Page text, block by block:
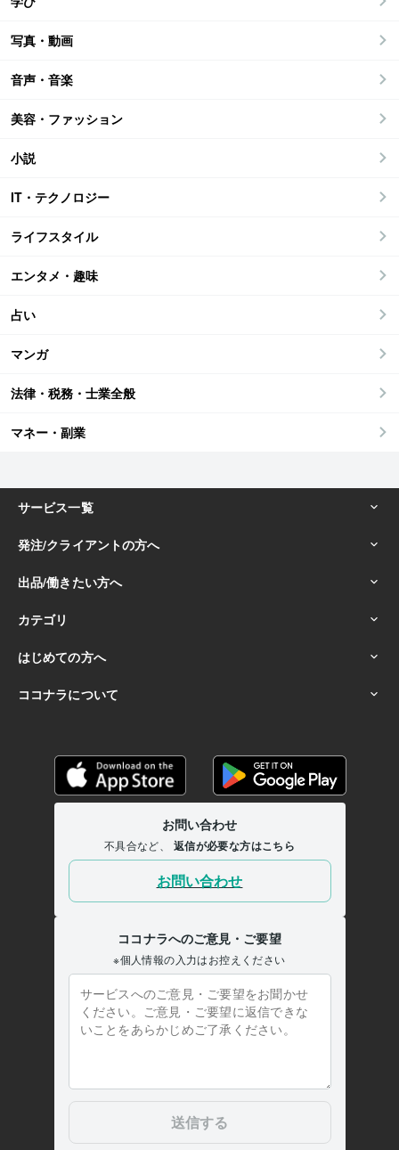
写真・動画
音声・音楽
美容・ファッション
小説
IT・テクノロジー
ライフスタイル
エンタメ・趣味
占い
マンガ
法律・税務・士業全般
マネー・副業